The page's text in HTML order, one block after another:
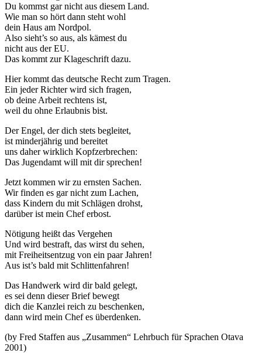
Du kommst gar nicht aus diesem Land.
Wie man so hört dann steht wohl
dein Haus am Nordpol.
Also sieht’s so aus, als kämest du
nicht aus der EU.
Das kommt zur Klageschrift dazu.
Hier kommt das deutsche Recht zum Tragen.
Ein jeder Richter wird sich fragen,
ob deine Arbeit rechtens ist,
weil du ohne Erlaubnis bist.
Der Engel, der dich stets begleitet,
ist minderjährig und bereitet
uns daher wirklich Kopfzerbrechen:
Das Jugendamt will mit dir sprechen!
Jetzt kommen wir zu ernsten Sachen.
Wir finden es gar nicht zum Lachen,
dass Kindern du mit Schlägen drohst,
darüber ist mein Chef erbost.
Nötigung heißt das Vergehen
Und wird bestraft, das wirst du sehen,
mit Freiheitsentzug von ein paar Jahren!
Aus ist’s bald mit Schlittenfahren!
Das Handwerk wird dir bald gelegt,
es sei denn dieser Brief bewegt
dich die Kanzlei reich zu beschenken,
dann wird mein Chef es überdenken.
(by Fred Staffen aus „Zusammen“ Lehrbuch für Sprachen Otava
2001)